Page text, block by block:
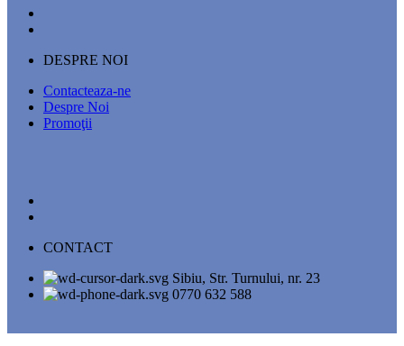
DESPRE NOI
Contacteaza-ne
Despre Noi
Promoţii
CONTACT
Sibiu, Str. Turnului, nr. 23
0770 632 588